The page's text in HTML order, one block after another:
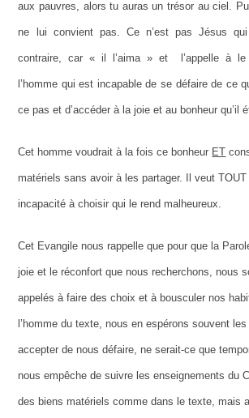
aux pauvres, alors tu auras un trésor au ciel.
ne lui convient pas. Ce n’est pas Jésus
contraire, car « il l’aima » et l’appelle à le
l’homme qui est incapable de se défaire de ce
ce pas et d’accéder à la joie et au bonheur qu’il
Cet homme voudrait à la fois ce bonheur ET
matériels sans avoir à les partager. Il veut TOUT
incapacité à choisir qui le rend malheureux.
Cet Evangile nous rappelle que pour que la
joie et le réconfort que nous recherchons, nous
appelés à faire des choix et à bousculer nos
l’homme du texte, nous en espérons souvent
accepter de nous défaire, ne serait-ce que
nous empêche de suivre les enseignements du
des biens matériels comme dans le texte, mais